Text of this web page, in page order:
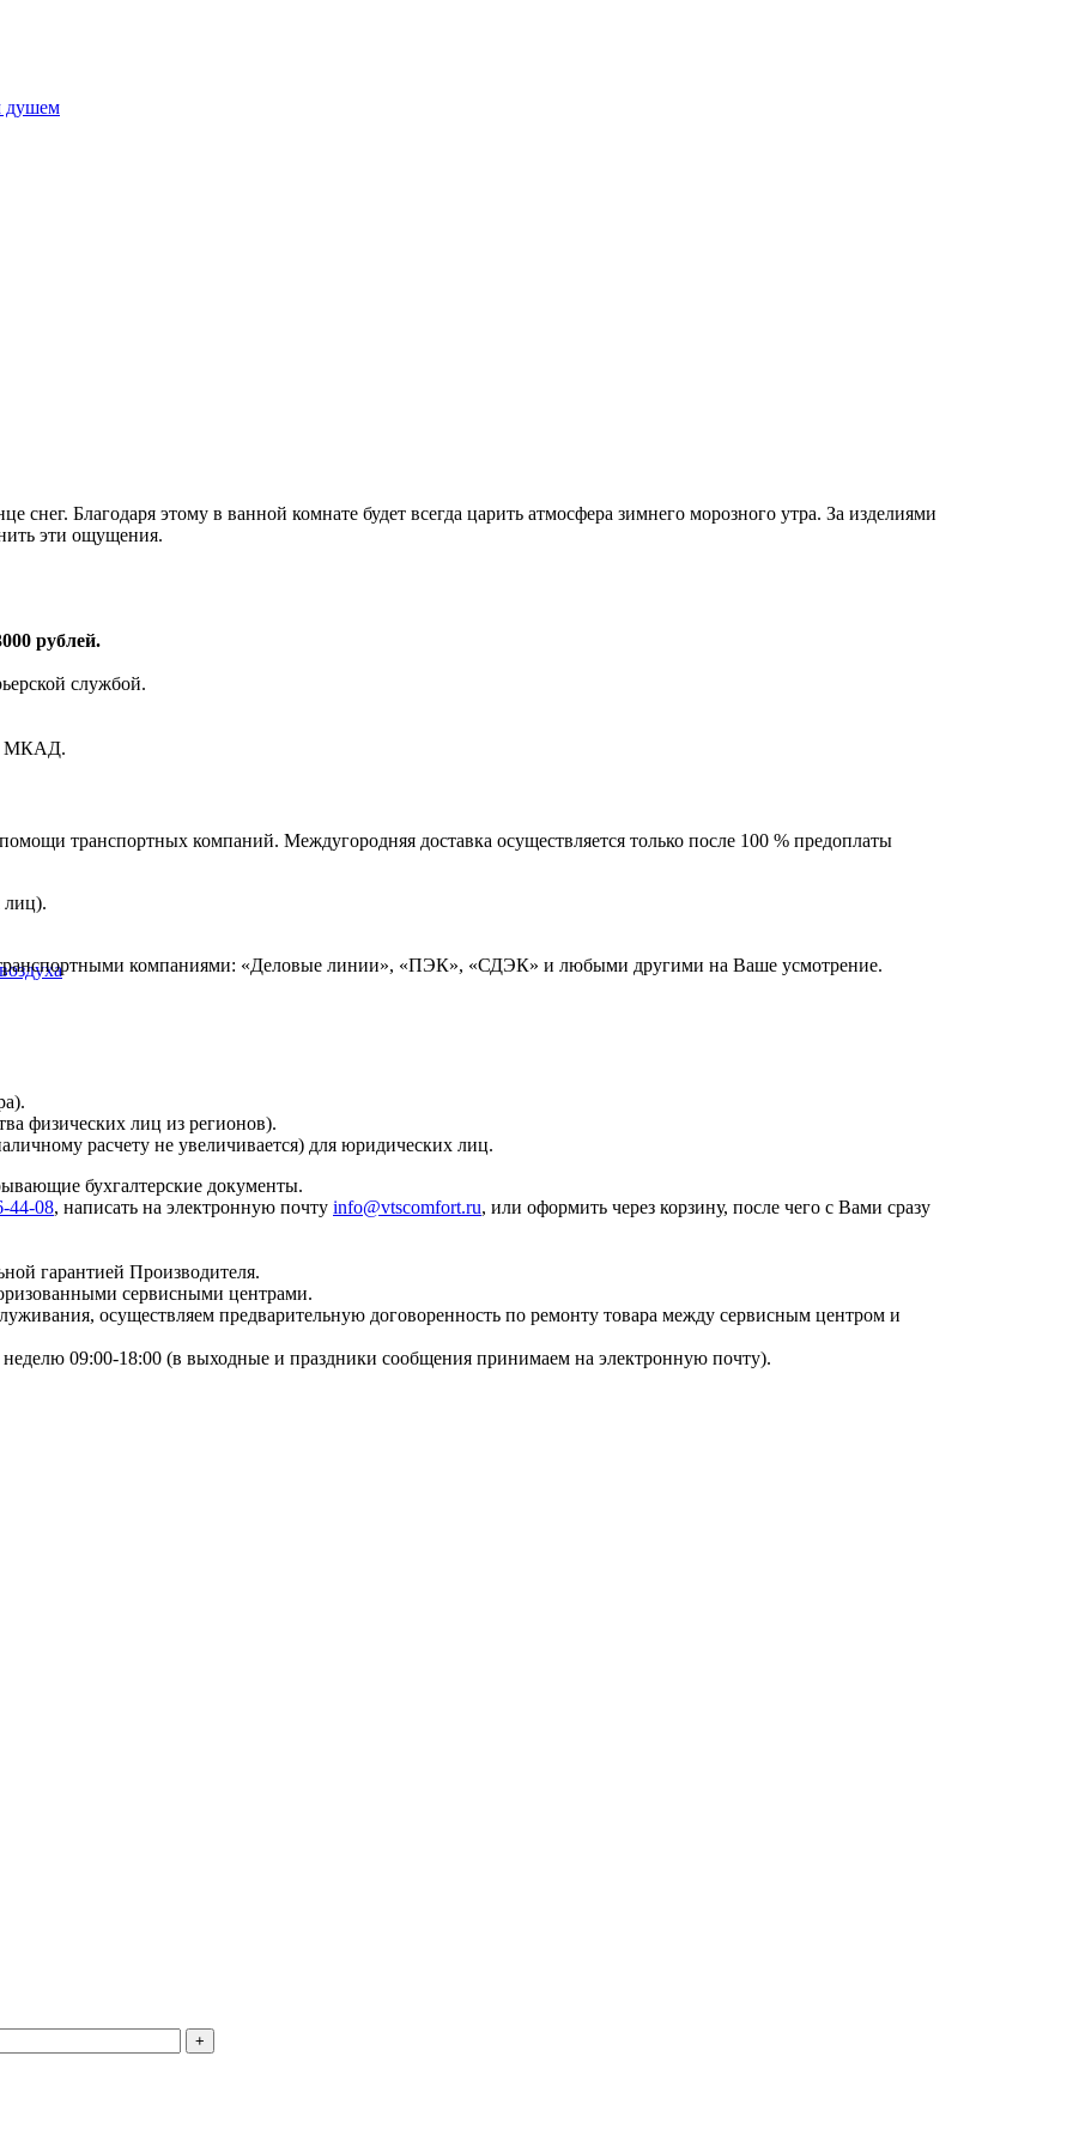
душем
Благодаря этому в ванной комнате будет всегда царить атмосфера зимнего морозного утра. За изделиями
эти ощущения.
рублей.
службой.
МКАД.
транспортных компаний. Междугородняя доставка осуществляется только после 100 % предоплаты
лиц).
компаниями: «Деловые линии», «ПЭК», «СДЭК» и любыми другими на Ваше усмотрение.
физических лиц из регионов).
расчету не увеличивается) для юридических лиц.
бухгалтерские документы.
44-08, написать на электронную почту info@vtscomfort.ru, или оформить через корзину, после чего с Вами сразу
гарантией Производителя.
сервисными центрами.
осуществляем предварительную договоренность по ремонту товара между сервисным центром и
09:00-18:00 (в выходные и праздники сообщения принимаем на электронную почту).